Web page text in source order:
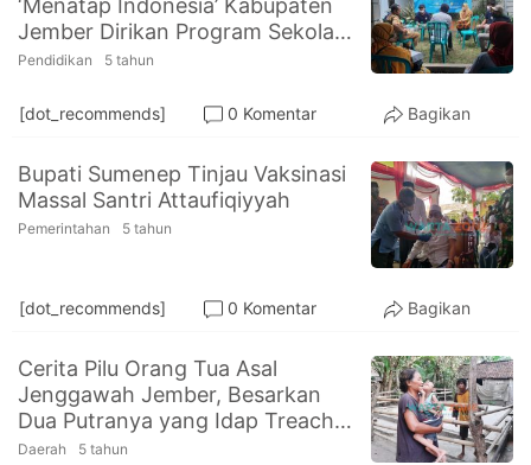
PT.
Balqis
Cyber
Media
‘Menatap Indonesia’ Kabupaten
Jember Dirikan Program Sekolah
Impian
Pendidikan 5 tahun
[dot_recommends] 0 Komentar Bagikan
Bupati Sumenep Tinjau Vaksinasi
Massal Santri Attaufiqiyyah
Pemerintahan 5 tahun
[dot_recommends] 0 Komentar Bagikan
Cerita Pilu Orang Tua Asal
Jenggawah Jember, Besarkan
Dua Putranya yang Idap Treacher
Collins Syndrome
Daerah 5 tahun